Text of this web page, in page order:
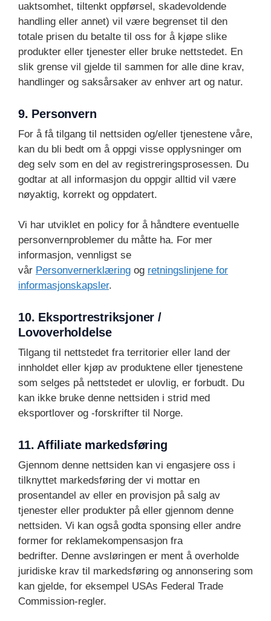
uaktsomhet, tiltenkt oppførsel, skadevoldende
handling eller annet) vil være begrenset til den
totale prisen du betalte til oss for å kjøpe slike
produkter eller tjenester eller bruke nettstedet. En
slik grense vil gjelde til sammen for alle dine krav,
handlinger og saksårsaker av enhver art og natur.
9. Personvern
For å få tilgang til nettsiden og/eller tjenestene våre,
kan du bli bedt om å oppgi visse opplysninger om
deg selv som en del av registreringsprosessen. Du
godtar at all informasjon du oppgir alltid vil være
nøyaktig, korrekt og oppdatert.
Vi har utviklet en policy for å håndtere eventuelle
personvernproblemer du måtte ha. For mer
informasjon, vennligst se
vår Personvernerklæring og retningslinjene for
informasjonskapsler.
10. Eksportrestriksjoner /
Lovoverholdelse
Tilgang til nettstedet fra territorier eller land der
innholdet eller kjøp av produktene eller tjenestene
som selges på nettstedet er ulovlig, er forbudt. Du
kan ikke bruke denne nettsiden i strid med
eksportlover og -forskrifter til Norge.
11. Affiliate markedsføring
Gjennom denne nettsiden kan vi engasjere oss i
tilknyttet markedsføring der vi mottar en
prosentandel av eller en provisjon på salg av
tjenester eller produkter på eller gjennom denne
nettsiden. Vi kan også godta sponsing eller andre
former for reklamekompensasjon fra
bedrifter. Denne avsløringen er ment å overholde
juridiske krav til markedsføring og annonsering som
kan gjelde, for eksempel USAs Federal Trade
Commission-regler.